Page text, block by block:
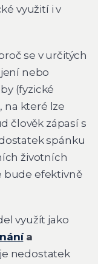
využití i v
se v určitých
nebo
(fyzické
na které lze
člověk zápasí s
spánku
životních
bude efektivně
využít jako
a
nedostatek